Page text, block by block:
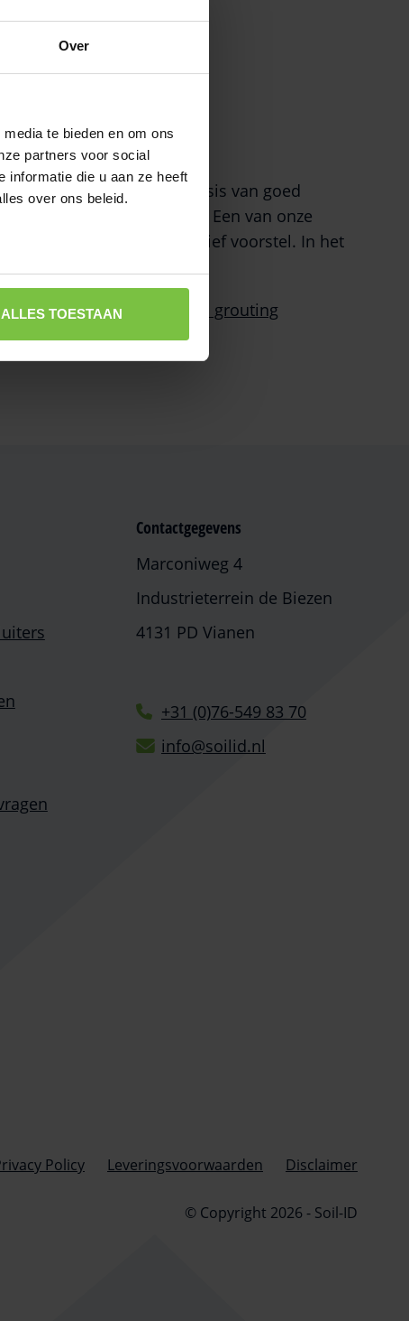
Over
te bieden en om ons
partners voor social
informatie die u aan ze heeft
over ons beleid.
ALLES TOESTAAN
en begroten. Op basis van goed
om persoonlijk contact. Een van onze
wij daarna een constructief voorstel. In het
diensten zoals permeation grouting
Contactgegevens
Marconiweg 4
Industrieterrein de Biezen
4131 PD Vianen
+31 (0)76-549 83 70
info@soilid.nl
Policy Leveringsvoorwaarden Disclaimer
© Copyright 2026 - Soil-ID